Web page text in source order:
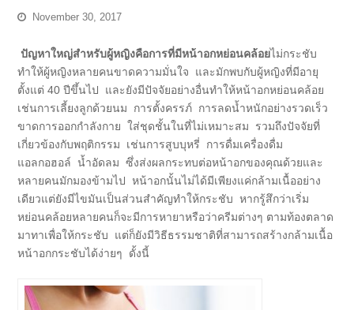
November 30, 2017
ปัญหาใหญ่สำหรับผู้หญิงคือการที่มีหน้าอกหย่อนคล้อยไม่กระชับ
ทำให้ผู้หญิงหลายคนขาดความมั่นใจ และมักพบกับผู้หญิงที่มีอายุ
ตั้งแต่ 40 ปีขึ้นไป และยังมีปัจจัยอย่างอื่นทำให้หน้าอกหย่อนคล้อย
เช่นการเลี้ยงลูกด้วยนม การตั้งครรภ์ การลดน้ำหนักอย่างรวดเร็ว
ขาดการออกกำลังกาย ใส่ชุดชั้นในที่ไม่เหมาะสม รวมถึงปัจจัยที่
เกี่ยวข้องกับพฤติกรรม เช่นการสูบบุหรี่ การดื่มเครื่องดื่ม
แอลกอฮอล์ น้ำอัดลม ซึ่งส่งผลกระทบต่อหน้าอกของคุณด้วยและ
หลายคนมักมองข้ามไป หน้าอกนั้นไม่ได้มีเพียงแค่กล้ามเนื้ออย่าง
เดียวแต่ยังมีไขมันเป็นส่วนสำคัญทำให้กระชับ หากรู้สึกว่าเริ่ม
หย่อนคล้อยหลายคนก็จะมีการหายาหรือว่าครีมต่างๆ ตามท้องตลาด
มาทาเพื่อให้กระชับ แต่ก็ยังมีวิธีธรรมชาติที่สามารถสร้างกล้ามเนื้อ
หน้าอกกระชับได้ง่ายๆ ดั้งนี้